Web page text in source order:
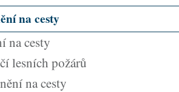
na cesty
na cesty
lesních požárů
na cesty